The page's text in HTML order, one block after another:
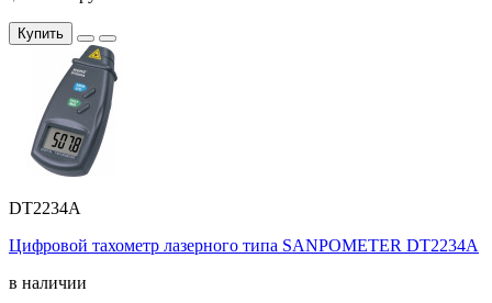
Купить
DT2234A
Цифровой тахометр лазерного типа SANPOMETER DT2234A
в наличии